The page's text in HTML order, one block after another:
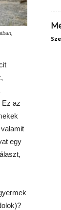
Ez az
egy